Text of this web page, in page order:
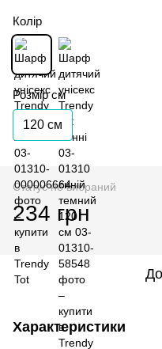
Колір
Розмір см
120 см
Статус не вибраний
234 грн
Характеристики